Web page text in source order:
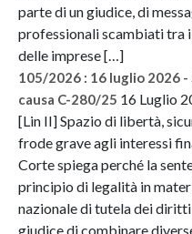
parte di un giudice, di
professionali scambiati tra
delle imprese […]
105/2026 : 16 luglio 2026
causa C-280/25 16 Luglio
[Lin II] Spazio di libertà,
frode grave agli interessi
Corte spiega perché la
principio di legalità in
nazionale di tutela dei
giudice di combinare